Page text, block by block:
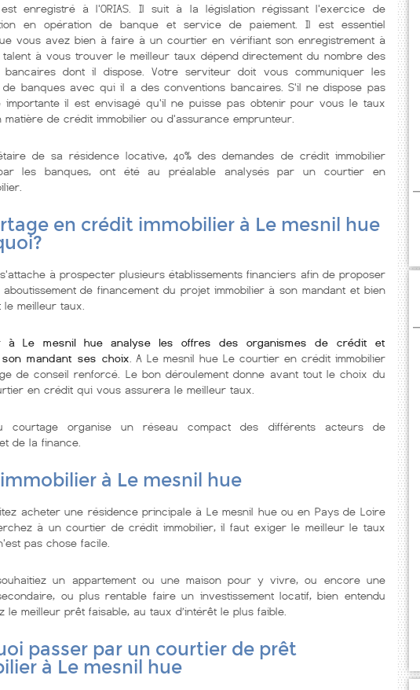
enregistré à l'ORIAS. Il suit à la législation régissant l'exercice de
en opération de banque et service de paiement. Il est essentiel
vous avez bien à faire à un courtier en vérifiant son enregistrement à
talent à vous trouver le meilleur taux dépend directement du nombre des
bancaires dont il dispose. Votre serviteur doit vous communiquer les
de banques avec qui il a des conventions bancaires. S'il ne dispose pas
importante il est envisagé qu'il ne puisse pas obtenir pour vous le taux
matière de crédit immobilier ou d'assurance emprunteur.
de sa résidence locative, 40% des demandes de crédit immobilier
les banques, ont été au préalable analysés par un courtier en
en crédit immobilier à Le mesnil hue
à prospecter plusieurs établissements financiers afin de proposer
de financement du projet immobilier à son mandant et bien
le meilleur taux.
à Le mesnil hue analyse les offres des organismes de crédit et
mandant ses choix . A Le mesnil hue Le courtier en crédit immobilier
de conseil renforcé. Le bon déroulement donne avant tout le choix du
en crédit qui vous assurera le meilleur taux.
courtage organise un réseau compact des différents acteurs de
de la finance.
à Le mesnil hue
acheter une résidence principale à Le mesnil hue ou en Pays de Loire
à un courtier de crédit immobilier, il faut exiger le meilleur le taux
pas chose facile.
un appartement ou une maison pour y vivre, ou encore une
ou plus rentable faire un investissement locatif, bien entendu
le meilleur prêt faisable, au taux d’intérêt le plus faible.
passer par un courtier de prêt
à Le mesnil hue